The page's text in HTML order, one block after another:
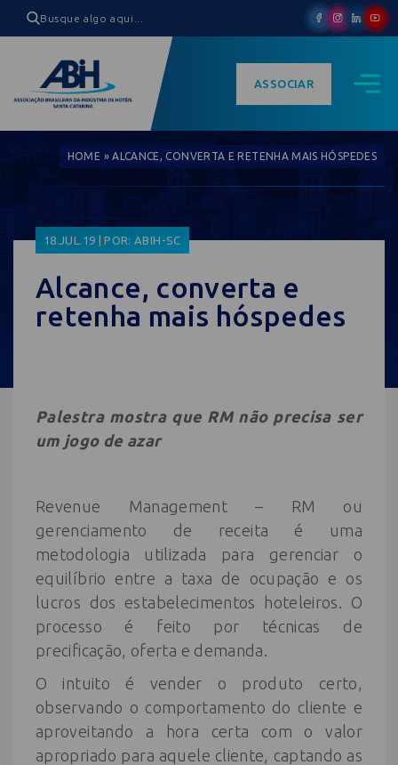
ASSOCIAR
HOME »ALCANCE, CONVERTA E RETENHA MAIS HÓSPEDES
18.JUL.19 | POR: ABIH-SC
Alcance, converta e
retenha mais hóspedes
Palestra mostra que RM não precisa ser
um jogo de azar
Revenue Management – RM ou
gerenciamento de receita é uma
metodologia utilizada para gerenciar o
equilíbrio entre a taxa de ocupação e os
lucros dos estabelecimentos hoteleiros. O
processo é feito por técnicas de
precificação, oferta e demanda.
O intuito é vender o produto certo,
observando o comportamento do cliente e
aproveitando a hora certa com o valor
apropriado para aquele cliente, captando as